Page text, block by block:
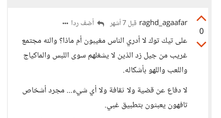
0
raghd_agaafar قبل 7 أشهر أضف ردا
على تيك توك لا أدري الناس مغيبون أم ماذا؟ والله مجتمع
غريب من جيل زد الذين لا يشغلهم سوى اللبس والماكياج
واللعب واللهو بأشكاله.
لا دفاع عن قضية ولا ثقافة ولا أي شيء... مجرد أشخاص
تافهون يعبثون بتطبيق غبي.